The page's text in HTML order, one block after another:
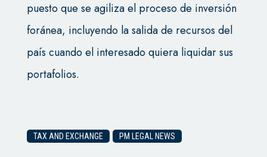
puesto que se agiliza el proceso de inversión
foránea, incluyendo la salida de recursos del
país cuando el interesado quiera liquidar sus
portafolios.
TAX AND EXCHANGE PM LEGAL NEWS